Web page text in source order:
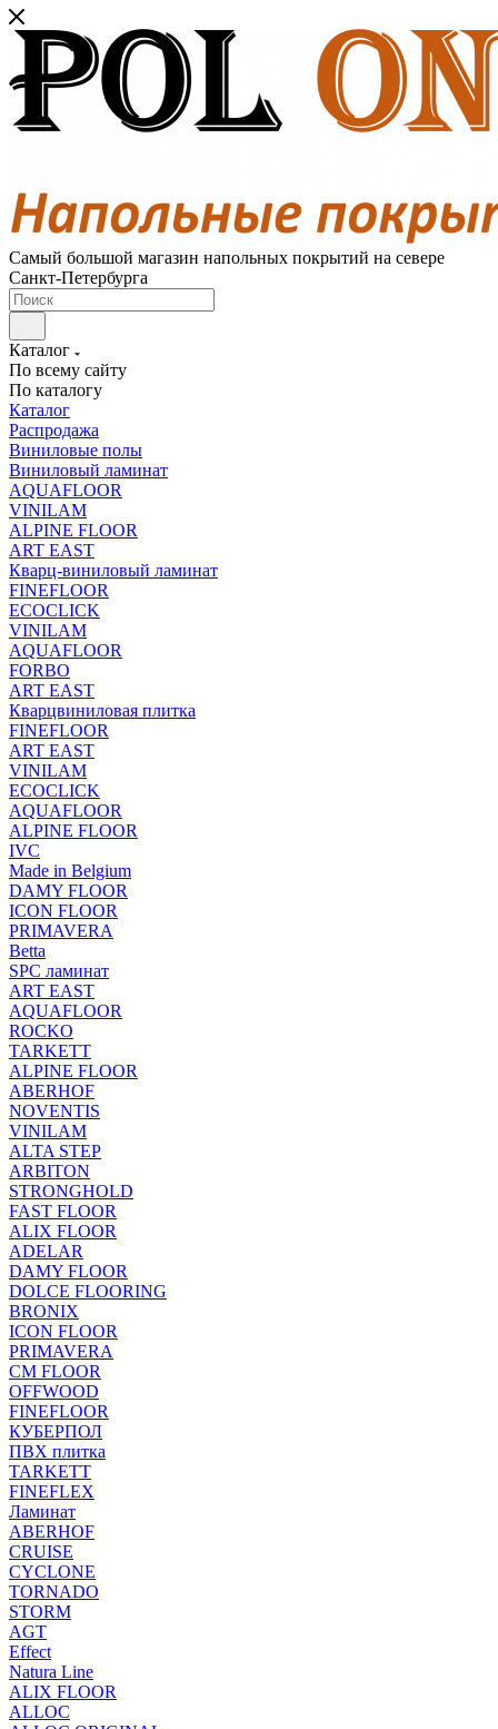
Самый большой магазин напольных покрытий на севере
Санкт-Петербурга
Каталог
По всему сайту
По каталогу
Каталог
Распродажа
Виниловые полы
Виниловый ламинат
AQUAFLOOR
VINILAM
ALPINE FLOOR
ART EAST
Кварц-виниловый ламинат
FINEFLOOR
ECOCLICK
VINILAM
AQUAFLOOR
FORBO
ART EAST
Кварцвиниловая плитка
FINEFLOOR
ART EAST
VINILAM
ECOCLICK
AQUAFLOOR
ALPINE FLOOR
IVC
Made in Belgium
DAMY FLOOR
ICON FLOOR
PRIMAVERA
Betta
SPC ламинат
ART EAST
AQUAFLOOR
ROCKO
TARKETT
ALPINE FLOOR
ABERHOF
NOVENTIS
VINILAM
ALTA STEP
ARBITON
STRONGHOLD
FAST FLOOR
ALIX FLOOR
ADELAR
DAMY FLOOR
DOLCE FLOORING
BRONIX
ICON FLOOR
PRIMAVERA
CM FLOOR
OFFWOOD
FINEFLOOR
КУБЕРПОЛ
ПВХ плитка
TARKETT
FINEFLEX
Ламинат
ABERHOF
CRUISE
CYCLONE
TORNADO
STORM
AGT
Effect
Natura Line
ALIX FLOOR
ALLOC